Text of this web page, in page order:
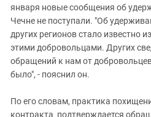
января новые сообщения об
Чечне не поступали. "Об
других регионов стало известно
этими добровольцами. Других
обращений к нам от
было", - пояснил он.
По его словам, практика
контракта подтверждается